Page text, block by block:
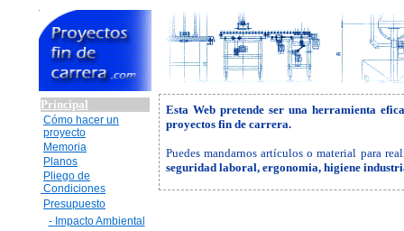
Principal
Cómo hacer un
proyecto
Memoria
Planos
Pliego de
Condiciones
Presupuesto
- Impacto Ambiental
Esta Web pretende ser una herramienta
proyectos fin de carrera.
Puedes mandarnos artículos o material para
seguridad laboral, ergonomia, higiene